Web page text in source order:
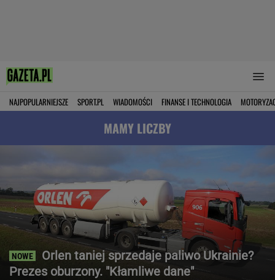
NAJPOPULARNIEJSZE SPORT.PL WIADOMOŚCI FINANSE I TECHNOLOGIA
MAMY LICZBY
Orlen taniej sprzedaje paliwo Ukrainie?
Prezes oburzony. "Kłamliwe dane"